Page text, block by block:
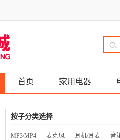
首页 家用电器
按子分类选择
MP3/MP4 麦克风 耳机/耳麦 音